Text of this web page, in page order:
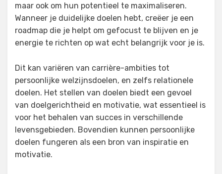
maar ook om hun potentieel te maximaliseren.
Wanneer je duidelijke doelen hebt, creëer je een
roadmap die je helpt om gefocust te blijven en je
energie te richten op wat echt belangrijk voor je is.
Dit kan variëren van carrière-ambities tot
persoonlijke welzijnsdoelen, en zelfs relationele
doelen. Het stellen van doelen biedt een gevoel
van doelgerichtheid en motivatie, wat essentieel is
voor het behalen van succes in verschillende
levensgebieden. Bovendien kunnen persoonlijke
doelen fungeren als een bron van inspiratie en
motivatie.